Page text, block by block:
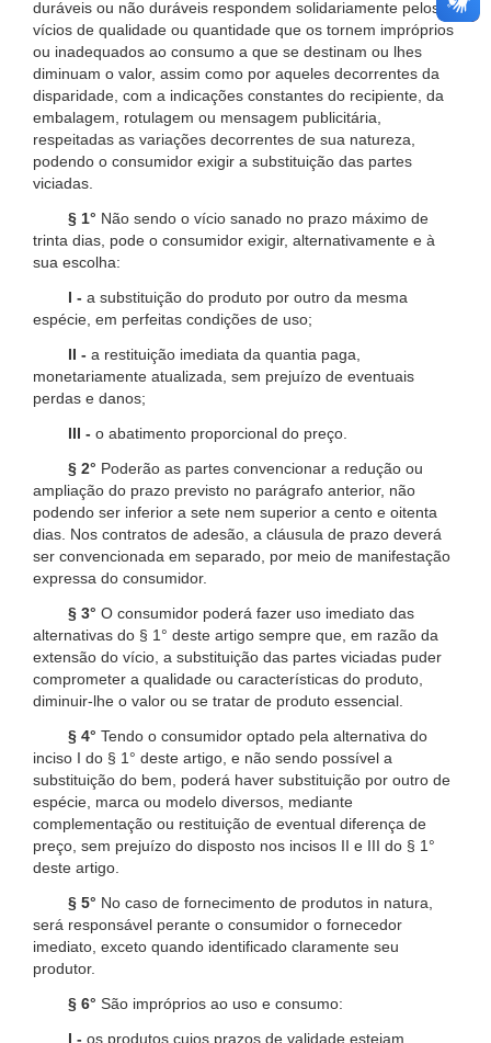
duráveis ou não duráveis respondem solidariamente pelos
vícios de qualidade ou quantidade que os tornem impróprios
ou inadequados ao consumo a que se destinam ou lhes
diminuam o valor, assim como por aqueles decorrentes da
disparidade, com a indicações constantes do recipiente, da
embalagem, rotulagem ou mensagem publicitária,
respeitadas as variações decorrentes de sua natureza,
podendo o consumidor exigir a substituição das partes
viciadas.
§ 1° Não sendo o vício sanado no prazo máximo de
trinta dias, pode o consumidor exigir, alternativamente e à
sua escolha:
I - a substituição do produto por outro da mesma
espécie, em perfeitas condições de uso;
II - a restituição imediata da quantia paga,
monetariamente atualizada, sem prejuízo de eventuais
perdas e danos;
III - o abatimento proporcional do preço.
§ 2° Poderão as partes convencionar a redução ou
ampliação do prazo previsto no parágrafo anterior, não
podendo ser inferior a sete nem superior a cento e oitenta
dias. Nos contratos de adesão, a cláusula de prazo deverá
ser convencionada em separado, por meio de manifestação
expressa do consumidor.
§ 3° O consumidor poderá fazer uso imediato das
alternativas do § 1° deste artigo sempre que, em razão da
extensão do vício, a substituição das partes viciadas puder
comprometer a qualidade ou características do produto,
diminuir-lhe o valor ou se tratar de produto essencial.
§ 4° Tendo o consumidor optado pela alternativa do
inciso I do § 1° deste artigo, e não sendo possível a
substituição do bem, poderá haver substituição por outro de
espécie, marca ou modelo diversos, mediante
complementação ou restituição de eventual diferença de
preço, sem prejuízo do disposto nos incisos II e III do § 1°
deste artigo.
§ 5° No caso de fornecimento de produtos in natura,
será responsável perante o consumidor o fornecedor
imediato, exceto quando identificado claramente seu
produtor.
§ 6° São impróprios ao uso e consumo:
I - os produtos cujos prazos de validade estejam